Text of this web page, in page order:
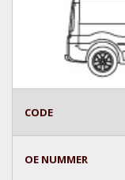
CODE
OE NUMMER